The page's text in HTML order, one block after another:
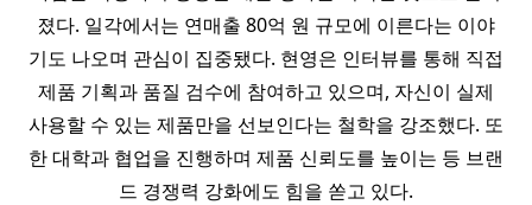
졌다. 일각에서는 연매출 80억 원 규모에 이른다는 이야
기도 나오며 관심이 집중됐다. 현영은 인터뷰를 통해 직접
제품 기획과 품질 검수에 참여하고 있으며, 자신이 실제
사용할 수 있는 제품만을 선보인다는 철학을 강조했다. 또
한 대학과 협업을 진행하며 제품 신뢰도를 높이는 등 브랜
드 경쟁력 강화에도 힘을 쏟고 있다.